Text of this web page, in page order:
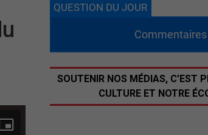
QUESTION DU JOUR
Commentaires
SOUTENIR NOS MÉDIAS, C’EST
CULTURE ET NOTRE